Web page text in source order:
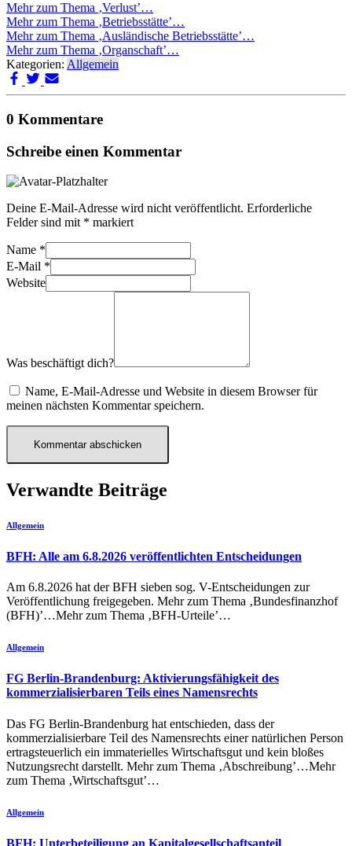
Mehr zum Thema ‚Verlust’…
Mehr zum Thema ‚Betriebsstätte’…
Mehr zum Thema ‚Ausländische Betriebsstätte’…
Mehr zum Thema ‚Organschaft’…
Kategorien: Allgemein
0 Kommentare
Schreibe einen Kommentar
Deine E-Mail-Adresse wird nicht veröffentlicht. Erforderliche
Felder sind mit * markiert
Name *
E-Mail *
Website
Was beschäftigt dich?
Name, E-Mail-Adresse und Website in diesem Browser für
meinen nächsten Kommentar speichern.
Verwandte Beiträge
Allgemein
BFH: Alle am 6.8.2026 veröffentlichten Entscheidungen
Am 6.8.2026 hat der BFH sieben sog. V-Entscheidungen zur
Veröffentlichung freigegeben. Mehr zum Thema ‚Bundesfinanzhof
(BFH)’…Mehr zum Thema ‚BFH-Urteile’…
Allgemein
FG Berlin-Brandenburg: Aktivierungsfähigkeit des
kommerzialisierbaren Teils eines Namensrechts
Das FG Berlin-Brandenburg hat entschieden, dass der
kommerzialisierbare Teil des Namensrechts einer natürlichen Person
ertragsteuerlich ein immaterielles Wirtschaftsgut und kein bloßes
Nutzungsrecht darstellt. Mehr zum Thema ‚Abschreibung’…Mehr
zum Thema ‚Wirtschaftsgut’…
Allgemein
BFH: Unterbeteiligung an Kapitalgesellschaftsanteil